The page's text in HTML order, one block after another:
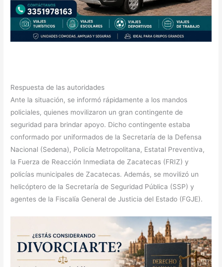
Respuesta de las autoridades
Ante la situación, se informó rápidamente a los mandos
policiales, quienes movilizaron un gran contingente de
seguridad para brindar apoyo. Dicho contingente estaba
conformado por uniformados de la Secretaría de la Defensa
Nacional (Sedena), Policía Metropolitana, Estatal Preventiva,
la Fuerza de Reacción Inmediata de Zacatecas (FRIZ) y
policías municipales de Zacatecas. Además, se movilizó un
helicóptero de la Secretaría de Seguridad Pública (SSP) y
agentes de la Fiscalía General de Justicia del Estado (FGJE).